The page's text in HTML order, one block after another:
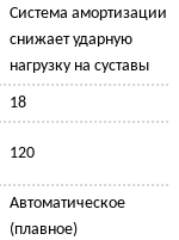
Cистема амортизации
снижает ударную
нагрузку на суставы
18
120
Автоматическое
(плавное)